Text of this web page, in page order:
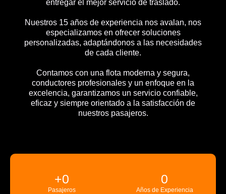
entregar el mejor servicio de traslado.
Nuestros 15 años de experiencia nos avalan, nos
especializamos en ofrecer soluciones
personalizadas, adaptándonos a las necesidades
de cada cliente.
Contamos con una flota moderna y segura,
conductores profesionales y un enfoque en la
excelencia, garantizamos un servicio confiable,
eficaz y siempre orientado a la satisfacción de
nuestros pasajeros.
Pasajeros
+0
Años de Experiencia
0